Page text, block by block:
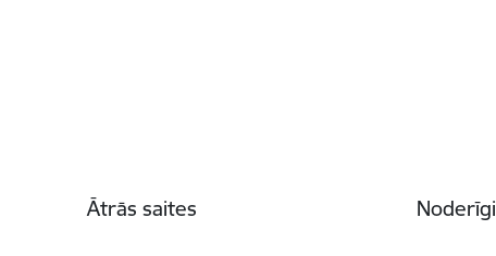
Ātrās saites Noderīgi